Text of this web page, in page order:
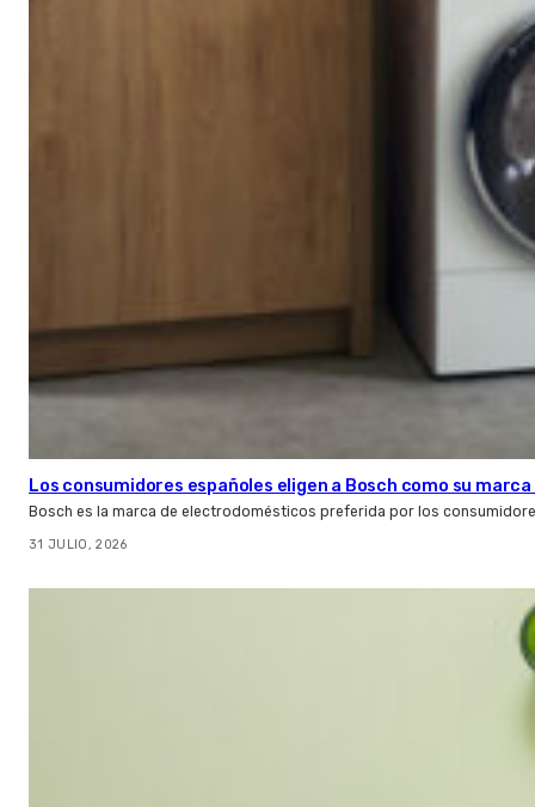
Los consumidores españoles eligen a Bosch como su
Bosch es la marca de electrodomésticos preferida por los
31 JULIO, 2026